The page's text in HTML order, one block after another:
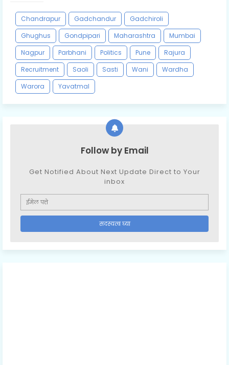
Chandrapur Gadchandur
Gadchiroli
Ghughus
Gondpipari Maharashtra
Mumbai
Nagpur
Parbhani Politics Pune
Rajura
Recruitment
Saoli Sasti Wani
Wardha
Warora
Yavatmal
Follow by Email
Get Notified About Next Update Direct to Your
inbox